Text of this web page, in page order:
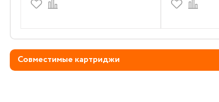
Совместимые картриджи